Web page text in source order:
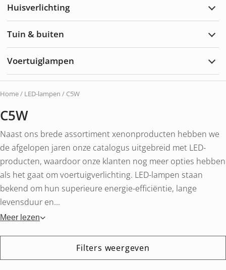
Huisverlichting
Tuin & buiten
Breid
Voertuiglampen
Home/ LED-lampen / C5W
C5W
Naast ons brede assortiment xenonproducten hebben we
de afgelopen jaren onze catalogus uitgebreid met LED-
producten, waardoor onze klanten nog meer opties hebben
als het gaat om voertuigverlichting. LED-lampen staan
bekend om hun superieure energie-efficiëntie, lange
levensduur en...
Meer lezen
Filters weergeven